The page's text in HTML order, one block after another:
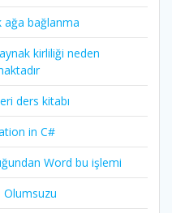
ağa bağlanma
kirliliği neden
ders kitabı
in C#
Word bu işlemi
Olumsuzu